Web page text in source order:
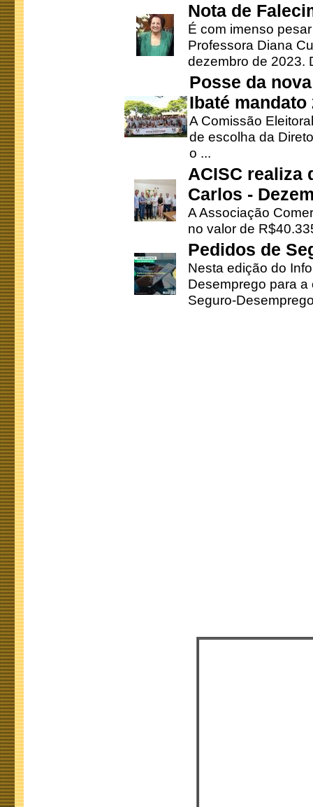
Nota de
É com imenso
Professora Diana
dezembro de 2023.
Posse da
Ibaté mandato
A Comissão
de escolha da
o ...
ACISC realiza
Carlos -
A Associação
no valor de
Pedidos de
Nesta edição do
Desemprego para
Seguro-